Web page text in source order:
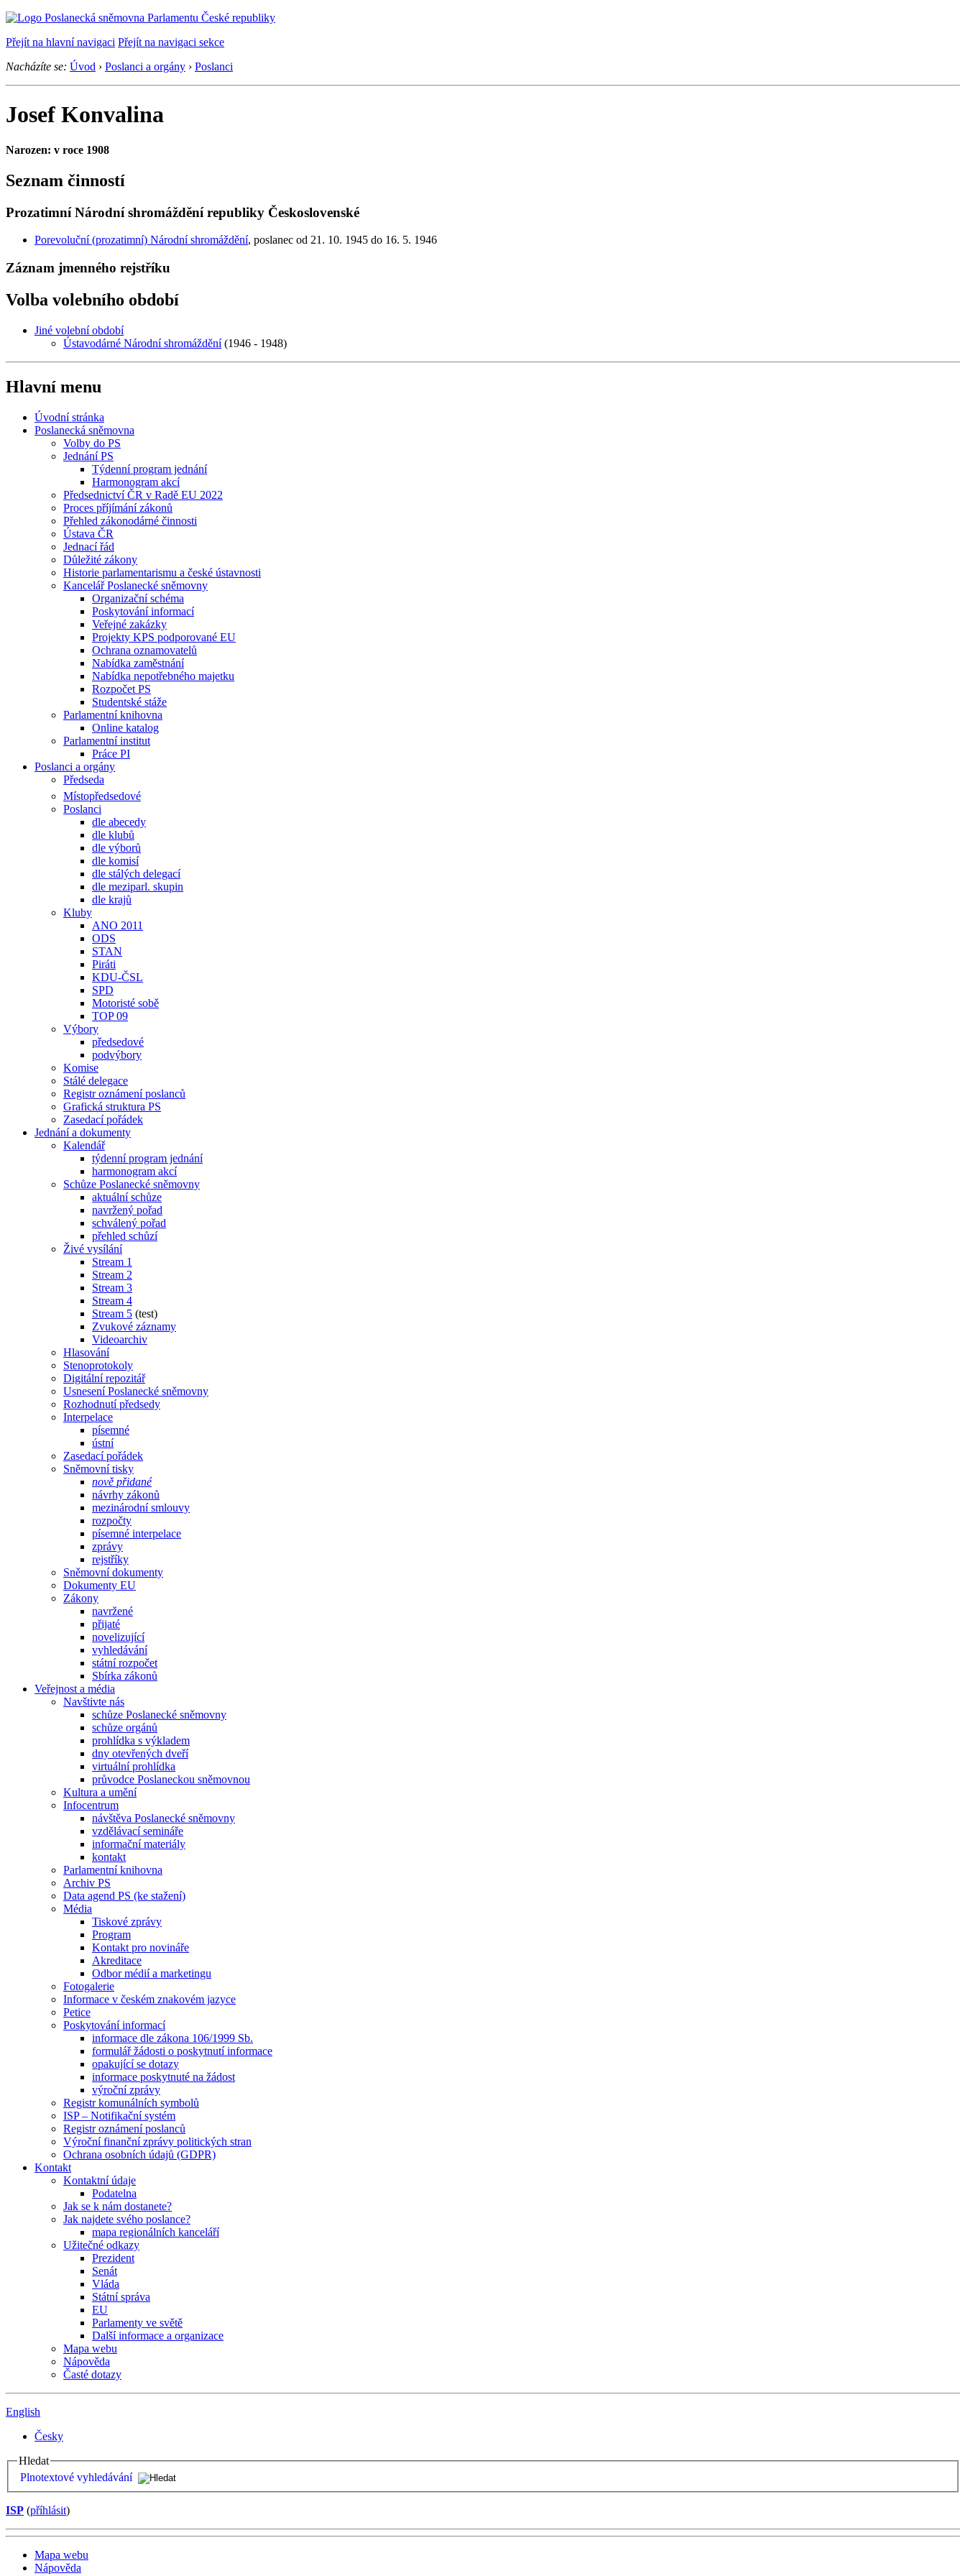
Přejít na hlavní navigaci Přejít na navigaci sekce
Nacházíte se: Úvod › Poslanci a orgány › Poslanci
Josef Konvalina
Narozen: v roce 1908
Seznam činností
Prozatimní Národní shromáždění republiky Československé
Porevoluční (prozatimní) Národní shromáždění, poslanec od 21. 10. 1945 do 16. 5. 1946
Záznam jmenného rejstříku
Volba volebního období
Jiné volební období
Ústavodárné Národní shromáždění(1946 - 1948)
Hlavní menu
Úvodní stránka
Poslanecká sněmovna
Volby do PS
Jednání PS
Týdenní program jednání
Harmonogram akcí
Předsednictví ČR v Radě EU 2022
Proces příjímání zákonů
Přehled zákonodárné činnosti
Ústava ČR
Jednací řád
Důležité zákony
Historie parlamentarismu a české ústavnosti
Kancelář Poslanecké sněmovny
Organizační schéma
Poskytování informací
Veřejné zakázky
Projekty KPS podporované EU
Ochrana oznamovatelů
Nabídka zaměstnání
Nabídka nepotřebného majetku
Rozpočet PS
Studentské stáže
Parlamentní knihovna
Online katalog
Parlamentní institut
Práce PI
Poslanci a orgány
Předseda
Místopředsedové
Poslanci
dle abecedy
dle klubů
dle výborů
dle komisí
dle stálých delegací
dle meziparl. skupin
dle krajů
Kluby
ANO 2011
ODS
STAN
Piráti
KDU-ČSL
SPD
Motoristé sobě
TOP 09
Výbory
předsedové
podvýbory
Komise
Stálé delegace
Registr oznámení poslanců
Grafická struktura PS
Zasedací pořádek
Jednání a dokumenty
Kalendář
týdenní program jednání
harmonogram akcí
Schůze Poslanecké sněmovny
aktuální schůze
navržený pořad
schválený pořad
přehled schůzí
Živé vysílání
Stream 1
Stream 2
Stream 3
Stream 4
Stream 5 (test)
Zvukové záznamy
Videoarchiv
Hlasování
Stenoprotokoly
Digitální repozitář
Usnesení Poslanecké sněmovny
Rozhodnutí předsedy
Interpelace
písemné
ústní
Zasedací pořádek
Sněmovní tisky
nově přidané
návrhy zákonů
mezinárodní smlouvy
rozpočty
písemné interpelace
zprávy
rejstříky
Sněmovní dokumenty
Dokumenty EU
Zákony
navržené
přijaté
novelizující
vyhledávání
státní rozpočet
Sbírka zákonů
Veřejnost a média
Navštivte nás
schůze Poslanecké sněmovny
schůze orgánů
prohlídka s výkladem
dny otevřených dveří
virtuální prohlídka
průvodce Poslaneckou sněmovnou
Kultura a umění
Infocentrum
návštěva Poslanecké sněmovny
vzdělávací semináře
informační materiály
kontakt
Parlamentní knihovna
Archiv PS
Data agend PS (ke stažení)
Média
Tiskové zprávy
Program
Kontakt pro novináře
Akreditace
Odbor médií a marketingu
Fotogalerie
Informace v českém znakovém jazyce
Petice
Poskytování informací
informace dle zákona 106/1999 Sb.
formulář žádosti o poskytnutí informace
opakující se dotazy
informace poskytnuté na žádost
výroční zprávy
Registr komunálních symbolů
ISP – Notifikační systém
Registr oznámení poslanců
Výroční finanční zprávy politických stran
Ochrana osobních údajů (GDPR)
Kontakt
Kontaktní údaje
Podatelna
Jak se k nám dostanete?
Jak najdete svého poslance?
mapa regionálních kanceláří
Užitečné odkazy
Prezident
Senát
Vláda
Státní správa
EU
Parlamenty ve světě
Další informace a organizace
Mapa webu
Nápověda
Časté dotazy
English
Česky
Hledat
Plnotextové vyhledávání
ISP (příhlásit)
Mapa webu
Nápověda